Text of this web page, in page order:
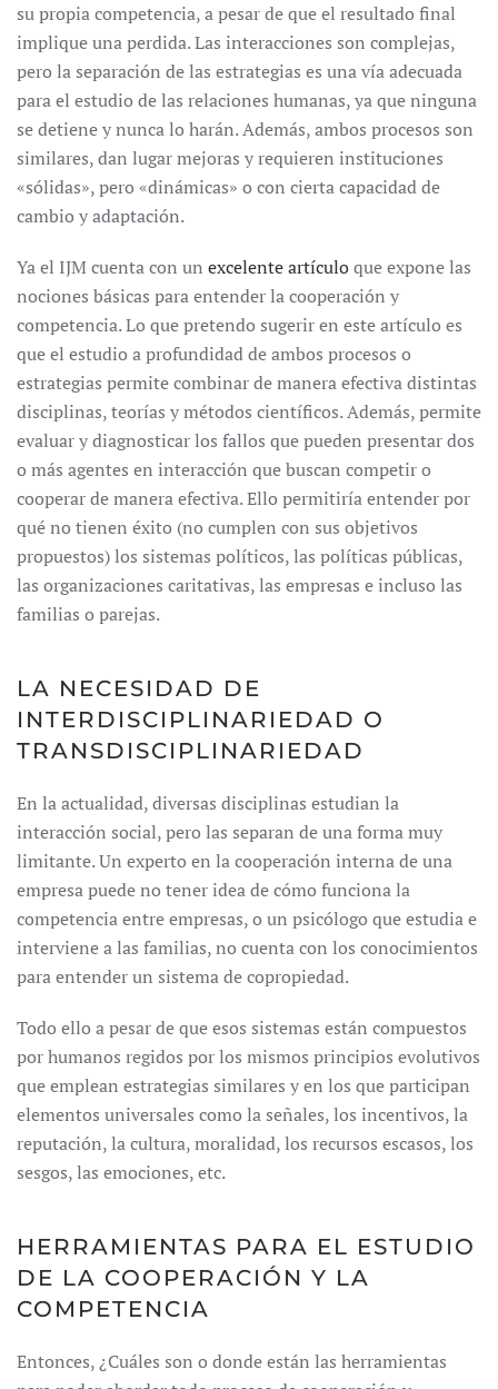
su propia competencia, a pesar de que el resultado final
implique una perdida. Las interacciones son complejas,
pero la separación de las estrategias es una vía adecuada
para el estudio de las relaciones humanas, ya que ninguna
se detiene y nunca lo harán. Además, ambos procesos son
similares, dan lugar mejoras y requieren instituciones
«sólidas», pero «dinámicas» o con cierta capacidad de
cambio y adaptación.
Ya el IJM cuenta con un excelente artículoque expone las
nociones básicas para entender la cooperación y
competencia. Lo que pretendo sugerir en este artículo es
que el estudio a profundidad de ambos procesos o
estrategias permite combinar de manera efectiva distintas
disciplinas, teorías y métodos científicos. Además, permite
evaluar y diagnosticar los fallos que pueden presentar dos
o más agentes en interacción que buscan competir o
cooperar de manera efectiva. Ello permitiría entender por
qué no tienen éxito (no cumplen con sus objetivos
propuestos) los sistemas políticos, las políticas públicas,
las organizaciones caritativas, las empresas e incluso las
familias o parejas.
LA NECESIDAD DE
INTERDISCIPLINARIEDAD O
TRANSDISCIPLINARIEDAD
En la actualidad, diversas disciplinas estudian la
interacción social, pero las separan de una forma muy
limitante. Un experto en la cooperación interna de una
empresa puede no tener idea de cómo funciona la
competencia entre empresas, o un psicólogo que estudia e
interviene a las familias, no cuenta con los conocimientos
para entender un sistema de copropiedad.
Todo ello a pesar de que esos sistemas están compuestos
por humanos regidos por los mismos principios evolutivos
que emplean estrategias similares y en los que participan
elementos universales como la señales, los incentivos, la
reputación, la cultura, moralidad, los recursos escasos, los
sesgos, las emociones, etc.
HERRAMIENTAS PARA EL ESTUDIO
DE LA COOPERACIÓN Y LA
COMPETENCIA
Entonces, ¿Cuáles son o donde están las herramientas